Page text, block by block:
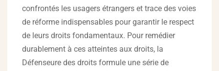
confrontés les usagers étrangers et trace des voies
de réforme indispensables pour garantir le respect
de leurs droits fondamentaux. Pour remédier
durablement à ces atteintes aux droits, la
Défenseure des droits formule une série de